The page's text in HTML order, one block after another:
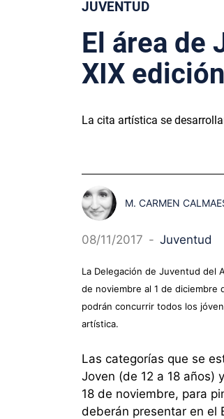
JUVENTUD
El área de
XIX
La cita artística se
M. CARMEN
08/11/2017 - Juventud
La Delegación de Juventud del
de noviembre al 1 de diciembre
podrán concurrir todos los
artística.
Las categorías que se
Joven (de 12 a 18 años)
18 de noviembre, para
deberán presentar en el